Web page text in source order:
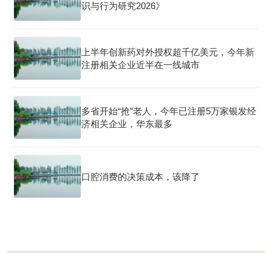
识与行为研究2026》
上半年创新药对外授权超千亿美元，今年新
注册相关企业近半在一线城市
多省开始“抢”老人，今年已注册5万家银发经
济相关企业，华东最多
口腔消费的决策成本，该降了